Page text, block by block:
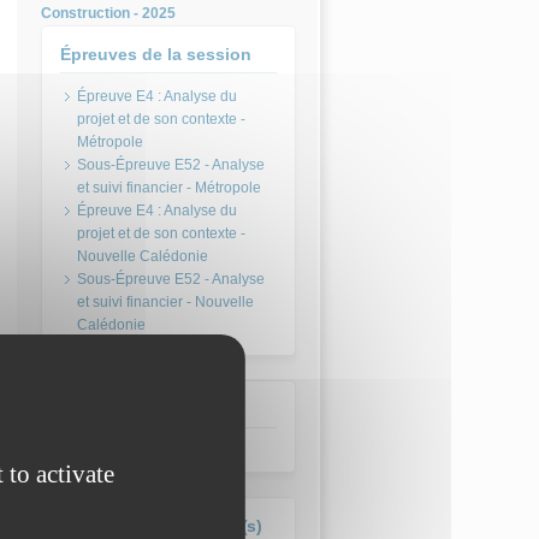
Construction - 2025
Épreuves de la session
Épreuve E4 : Analyse du
projet et de son contexte -
Métropole
Sous-Épreuve E52 - Analyse
et suivi financier - Métropole
Épreuve E4 : Analyse du
projet et de son contexte -
Nouvelle Calédonie
Sous-Épreuve E52 - Analyse
et suivi financier - Nouvelle
Calédonie
Formation(s) concernée(s)
to activate